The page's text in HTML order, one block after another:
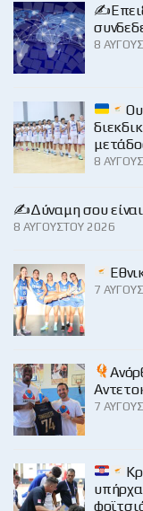
8
8
✍️Δύναμη σου
8 ΑΥΓΟΎΣΤΟΥ 2026
7
7